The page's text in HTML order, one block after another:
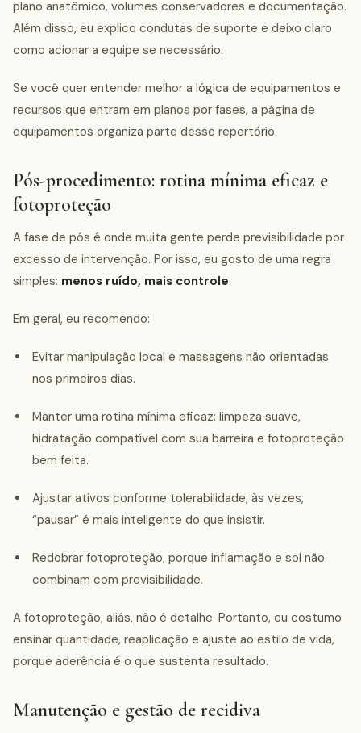
plano anatômico, volumes conservadores e documentação.
Além disso, eu explico condutas de suporte e deixo claro
como acionar a equipe se necessário.
Se você quer entender melhor a lógica de equipamentos e
recursos que entram em planos por fases, a página de
equipamentos organiza parte desse repertório.
Pós-procedimento: rotina mínima eficaz e
fotoproteção
A fase de pós é onde muita gente perde previsibilidade por
excesso de intervenção. Por isso, eu gosto de uma regra
simples: menos ruído, mais controle.
Em geral, eu recomendo:
Evitar manipulação local e massagens não orientadas
nos primeiros dias.
Manter uma rotina mínima eficaz: limpeza suave,
hidratação compatível com sua barreira e fotoproteção
bem feita.
Ajustar ativos conforme tolerabilidade; às vezes,
“pausar” é mais inteligente do que insistir.
Redobrar fotoproteção, porque inflamação e sol não
combinam com previsibilidade.
A fotoproteção, aliás, não é detalhe. Portanto, eu costumo
ensinar quantidade, reaplicação e ajuste ao estilo de vida,
porque aderência é o que sustenta resultado.
Manutenção e gestão de recidiva